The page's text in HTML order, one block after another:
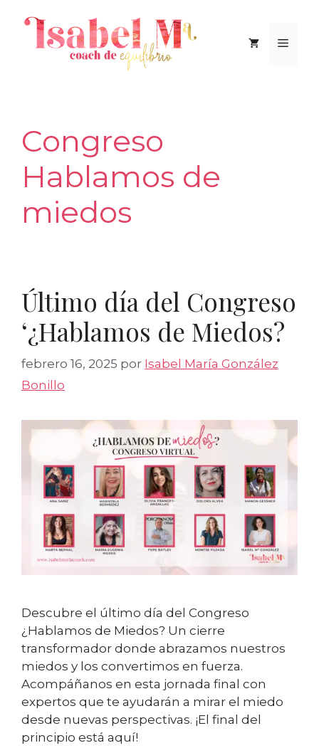
contenido
Menú
Congreso
Hablamos de
miedos
Último día del Congreso
‘¿Hablamos de Miedos?
febrero 16, 2025 por Isabel María González
Bonillo
Descubre el último día del Congreso
¿Hablamos de Miedos? Un cierre
transformador donde abrazamos nuestros
miedos y los convertimos en fuerza.
Acompáñanos en esta jornada final con
expertos que te ayudarán a mirar el miedo
desde nuevas perspectivas. ¡El final del
principio está aquí!